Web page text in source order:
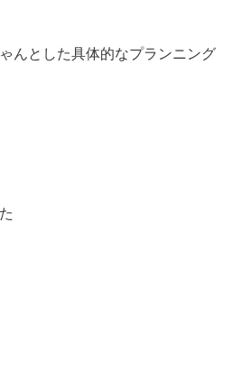
んとした具体的なプランニング